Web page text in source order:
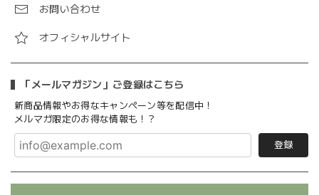
お問い合わせ
オフィシャルサイト
「メールマガジン」ご登録はこちら
新商品情報やお得なキャンペーン等を配信中！
メルマガ限定のお得な情報も！？
登録